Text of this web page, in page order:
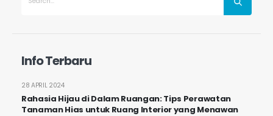
Info Terbaru
Rahasia Hijau di Dalam Ruangan: Tips Perawatan
Tanaman Hias untuk Ruang Interior yang Menawan
28 APRIL 2024